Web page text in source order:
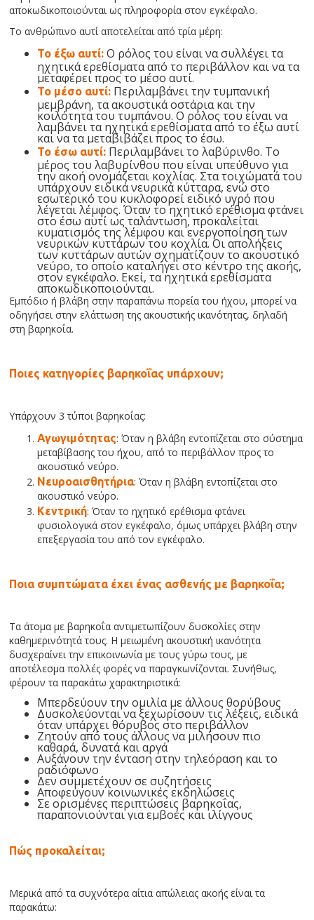
αποκωδικοποιούνται ως πληροφορία στον εγκέφαλο.
Το ανθρώπινο αυτί αποτελείται από τρία μέρη:
Το έξω αυτί: Ο ρόλος του είναι να συλλέγει τα
ηχητικά ερεθίσματα από το περιβάλλον και να τα
μεταφέρει προς το μέσο αυτί.
Το μέσο αυτί: Περιλαμβάνει την τυμπανική
μεμβράνη, τα ακουστικά οστάρια και την
κοιλότητα του τυμπάνου. Ο ρόλος του είναι να
λαμβάνει τα ηχητικά ερεθίσματα από το έξω αυτί
και να τα μεταβιβάζει προς το έσω.
Το έσω αυτί: Περιλαμβάνει το λαβύρινθο. Το
μέρος του λαβυρίνθου που είναι υπεύθυνο για
την ακοή ονομάζεται κοχλίας. Στα τοιχώματά του
υπάρχουν ειδικά νευρικά κύτταρα, ενώ στο
εσωτερικό του κυκλοφορεί ειδικό υγρό που
λέγεται λέμφος. Όταν το ηχητικό ερέθισμα φτάνει
στο έσω αυτί ως ταλάντωση, προκαλείται
κυματισμός της λέμφου και ενεργοποίηση των
νευρικών κυττάρων του κοχλία. Οι απολήξεις
των κυττάρων αυτών σχηματίζουν το ακουστικό
νεύρο, το οποίο καταλήγει στο κέντρο της ακοής,
στον εγκέφαλο. Εκεί, τα ηχητικά ερεθίσματα
αποκωδικοποιούνται.
Εμπόδιο ή βλάβη στην παραπάνω πορεία του ήχου, μπορεί να
οδηγήσει στην ελάττωση της ακουστικής ικανότητας, δηλαδή
στη βαρηκοΐα.
Ποιες κατηγορίες βαρηκοΐας υπάρχουν;
Υπάρχουν 3 τύποι βαρηκοΐας:
Αγωγιμότητας: Όταν η βλάβη εντοπίζεται στο σύστημα
μεταβίβασης του ήχου, από το περιβάλλον προς το
ακουστικό νεύρο.
Νευροαισθητήρια: Όταν η βλάβη εντοπίζεται στο
ακουστικό νεύρο.
Κεντρική: Όταν το ηχητικό ερέθισμα φτάνει
φυσιολογικά στον εγκέφαλο, όμως υπάρχει βλάβη στην
επεξεργασία του από τον εγκέφαλο.
Ποια συμπτώματα έχει ένας ασθενής με βαρηκοΐα;
Τα άτομα με βαρηκοΐα αντιμετωπίζουν δυσκολίες στην
καθημερινότητά τους. Η μειωμένη ακουστική ικανότητα
δυσχεραίνει την επικοινωνία με τους γύρω τους, με
αποτέλεσμα πολλές φορές να παραγκωνίζονται. Συνήθως,
φέρουν τα παρακάτω χαρακτηριστικά:
Μπερδεύουν την ομιλία με άλλους θορύβους
Δυσκολεύονται να ξεχωρίσουν τις λέξεις, ειδικά
όταν υπάρχει θόρυβος στο περιβάλλον
Ζητούν από τους άλλους να μιλήσουν πιο
καθαρά, δυνατά και αργά
Αυξάνουν την ένταση στην τηλεόραση και το
ραδιόφωνο
Δεν συμμετέχουν σε συζητήσεις
Αποφεύγουν κοινωνικές εκδηλώσεις
Σε ορισμένες περιπτώσεις βαρηκοΐας,
παραπονιούνται για εμβοές και ιλίγγους
Πώς προκαλείται;
Μερικά από τα συχνότερα αίτια απώλειας ακοής είναι τα
παρακάτω: